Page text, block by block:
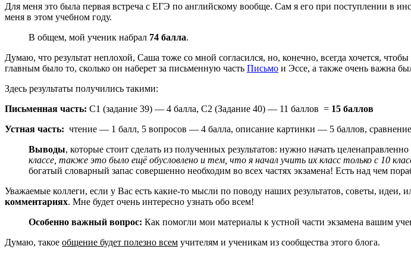
Для меня это была первая встреча с ЕГЭ по английскому вообще. Сам я его при поступлении в
меня в этом учебном году.
В общем, мой ученик набрал 74 балла.
Думаю, что результат неплохой, Саша тоже со мной согласился, но, конечно, всегда хочется,
главным было то, сколько он наберет за письменную часть Письмо и Эссе, а также очень важна
Здесь результаты получились такими:
Письменная часть: С1 (задание 39) — 4 балла, С2 (Задание 40) — 11 баллов = 15 баллов
Устная часть: чтение — 1 балл, 5 вопросов — 4 балла, описание картинки — 5 баллов,
Выводы, которые стоит сделать из полученных результатов: нужно начать
классе, также это было ещё обусловлено и тем, что я начал учить их класс только с 10
богатый словарный запас совершенно необходим во всех частях экзамена! Есть над чем
Уважаемые коллеги, если у Вас есть какие-то мысли по поводу наших результатов, советы,
комментариях. Мне будет очень интересно узнать обо всем!
Особенно важный вопрос: Как помогли мои материалы к устной части экзамена вашим
Думаю, такое общение будет полезно всем учителям и ученикам из сообщества этого блога.